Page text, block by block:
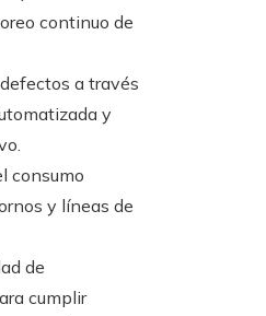
continuo de
a través
y
consumo
y líneas de
de
cumplir